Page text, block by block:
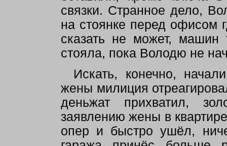
связки. Странное дело,
на стоянке перед офисом
сказать не может,
стояла, пока Володю не
Искать, конечно,
жены милиция
деньжат прихватил,
заявлению жены в
опер и быстро ушёл,